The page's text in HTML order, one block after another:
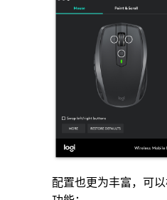
配置也更为丰富，可